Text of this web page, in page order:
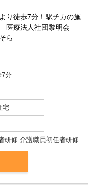
り徒歩7分！駅チカの施
医療法人社団黎明会
ら
分
宅
研修 介護職員初任者研修